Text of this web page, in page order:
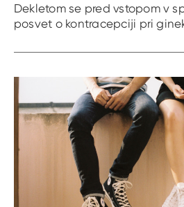
Dekletom se pred vstopom v
posvet o kontracepciji pri